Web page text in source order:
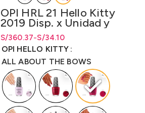
OPI HRL 21 Hello Kitty
2019 Disp. x Unidad y
Disp. x kit 12 unidades
Lqr. 15 ml
S/34.10
-
S/360.37
Rango de precios: desde S/34.10
hasta S/360.37
Rango de precios: desde
hastaS/ 360.37
OPI HELLO KITTY
ALL ABOUT THE BOWS